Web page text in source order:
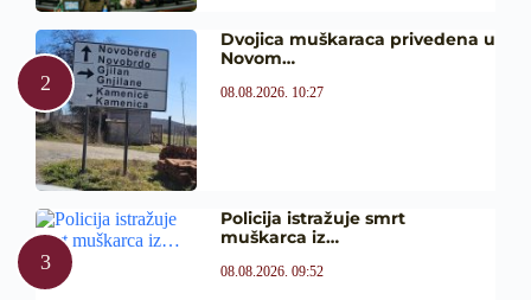
Dvojica muškaraca privedena u
Novom…
08.08.2026. 10:27
Policija istražuje smrt
muškarca iz…
08.08.2026. 09:52